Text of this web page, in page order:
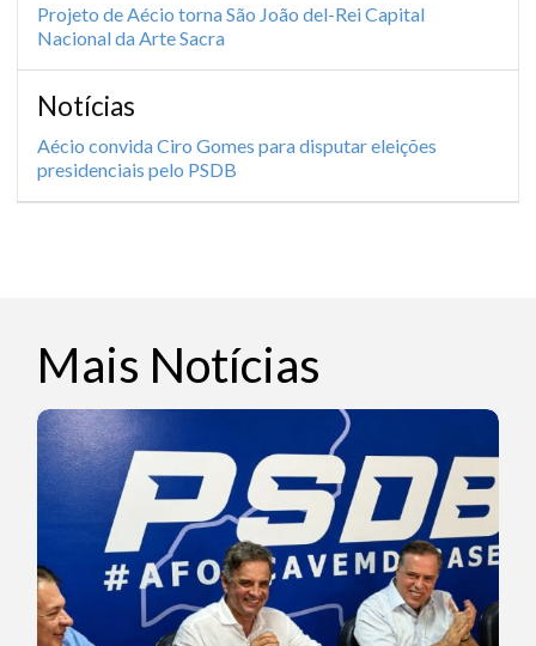
Projeto de Aécio torna São João del-Rei Capital
Nacional da Arte Sacra
Notícias
Aécio convida Ciro Gomes para disputar eleições
presidenciais pelo PSDB
Mais Notícias